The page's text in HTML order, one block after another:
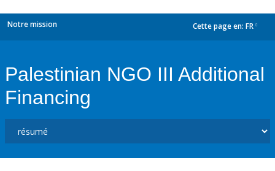
Notre mission Cette page en: FR
Palestinian NGO III Additional
Financing